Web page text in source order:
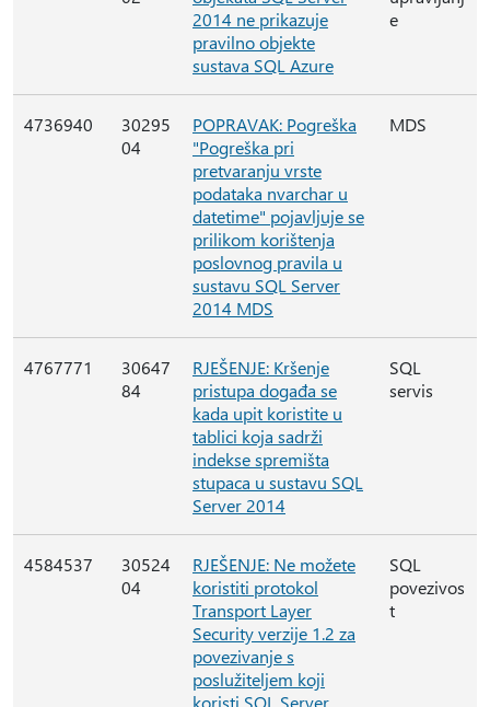
2014 ne prikazuje
pravilno objekte
sustava SQL Azure
e
4736940
30295
04
POPRAVAK: Pogreška
"Pogreška pri
pretvaranju vrste
podataka nvarchar u
datetime" pojavljuje se
prilikom korištenja
poslovnog pravila u
sustavu SQL Server
2014 MDS
MDS
4767771
30647
84
RJEŠENJE: Kršenje
pristupa događa se
kada upit koristite u
tablici koja sadrži
indekse spremišta
stupaca u sustavu SQL
Server 2014
SQL
servis
4584537
30524
04
RJEŠENJE: Ne možete
koristiti protokol
Transport Layer
Security verzije 1.2 za
povezivanje s
poslužiteljem koji
koristi SQL Server
SQL
povezivos
t